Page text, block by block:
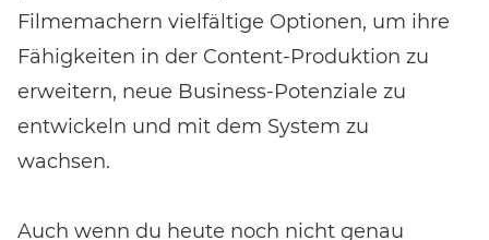
Filmemachern vielfältige Optionen, um ihre
Fähigkeiten in der Content-Produktion zu
erweitern, neue Business-Potenziale zu
entwickeln und mit dem System zu
wachsen.
Auch wenn du heute noch nicht genau